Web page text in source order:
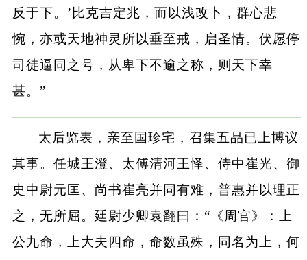
反于下。’比克吉定兆，而以浅改卜，群心悲
惋，亦或天地神灵所以垂至戒，启圣情。伏愿停
司徒逼同之号，从卑下不逾之称，则天下幸
甚。”
太后览表，亲至国珍宅，召集五品已上博议
其事。任城王澄、太傅清河王怿、侍中崔光、御
史中尉元匡、尚书崔亮并同有难，普惠并以理正
之，无所屈。廷尉少卿袁翻曰：“《周官》：上
公九命，上大夫四命，命数虽殊，同名为上，何